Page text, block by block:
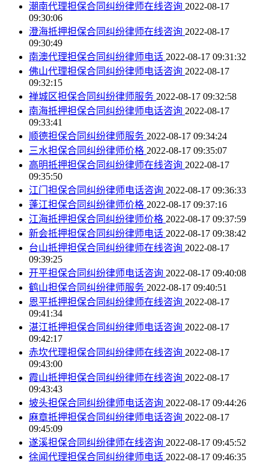
潮南代理担保合同纠纷律师在线咨询 2022-08-17
09:30:06
澄海抵押担保合同纠纷律师在线咨询 2022-08-17
09:30:49
南澳代理担保合同纠纷律师电话 2022-08-17 09:31:32
佛山代理担保合同纠纷律师电话咨询 2022-08-17
09:32:15
禅城区担保合同纠纷律师服务 2022-08-17 09:32:58
南海抵押担保合同纠纷律师电话咨询 2022-08-17
09:33:41
顺德担保合同纠纷律师服务 2022-08-17 09:34:24
三水担保合同纠纷律师价格 2022-08-17 09:35:07
高明抵押担保合同纠纷律师在线咨询 2022-08-17
09:35:50
江门担保合同纠纷律师电话咨询 2022-08-17 09:36:33
蓬江担保合同纠纷律师价格 2022-08-17 09:37:16
江海抵押担保合同纠纷律师价格 2022-08-17 09:37:59
新会抵押担保合同纠纷律师电话 2022-08-17 09:38:42
台山抵押担保合同纠纷律师在线咨询 2022-08-17
09:39:25
开平担保合同纠纷律师电话咨询 2022-08-17 09:40:08
鹤山担保合同纠纷律师服务 2022-08-17 09:40:51
恩平抵押担保合同纠纷律师在线咨询 2022-08-17
09:41:34
湛江抵押担保合同纠纷律师电话咨询 2022-08-17
09:42:17
赤坎代理担保合同纠纷律师在线咨询 2022-08-17
09:43:00
霞山抵押担保合同纠纷律师在线咨询 2022-08-17
09:43:43
坡头担保合同纠纷律师电话咨询 2022-08-17 09:44:26
麻章抵押担保合同纠纷律师电话咨询 2022-08-17
09:45:09
遂溪担保合同纠纷律师在线咨询 2022-08-17 09:45:52
徐闻代理担保合同纠纷律师电话 2022-08-17 09:46:35